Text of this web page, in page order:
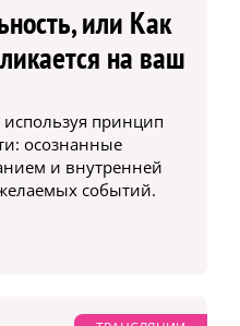
или Как
на ваш
принцип
осознанные
и внутренней
событий.